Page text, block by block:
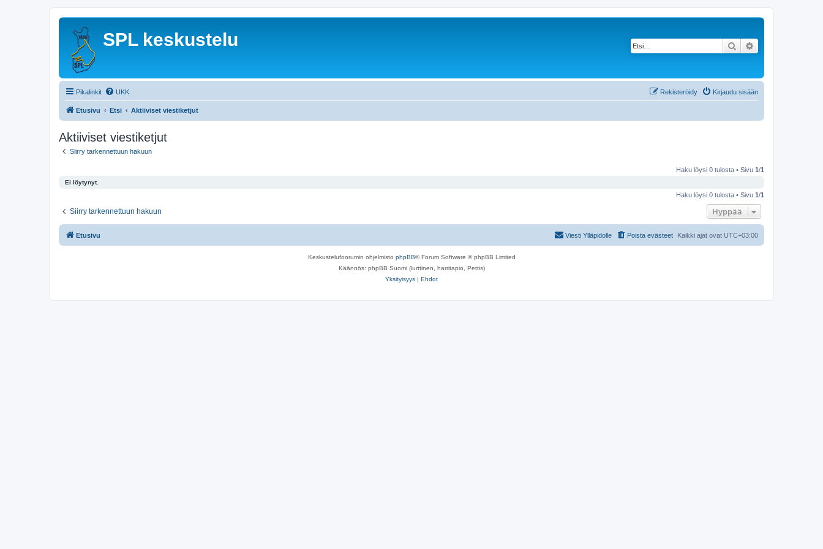
SPL keskustelu Etsi
Pikalinkit UKK Kirjaudu sisään
Rekisteröidy
Etusivu Etsi Aktiiviset viestiketjut
Aktiiviset viestiketjut
Siirry tarkennettuun hakuun
Haku löysi 0 tulosta • Sivu 1/1
Ei löytynyt.
Haku löysi 0 tulosta • Sivu 1/1
Siirry tarkennettuun hakuun Hyppää
Etusivu Kaikki ajat ovat UTC+03:00
Poista evästeet
Viesti Ylläpidolle
Keskustelufoorumin ohjelmisto phpBB® Forum Software © phpBB Limited
Käännös: phpBB Suomi (lurttinen, harritapio, Pettis)
Yksityisyys | Ehdot